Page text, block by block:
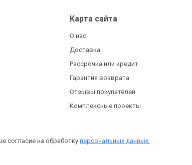
Карта сайта
О нас
Доставка
Рассрочка или кредит
Гарантия возврата
Отзывы покупателей
Комплексные проекты
согласие на обработку персональных данных.